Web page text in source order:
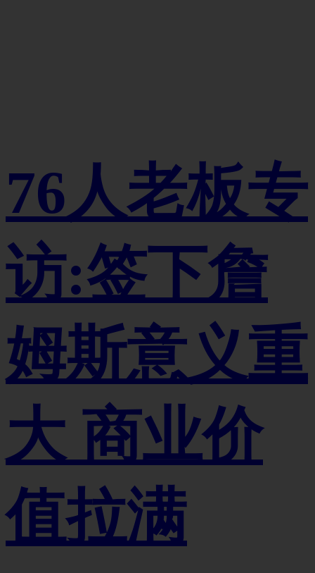
76人老板专
访:签下詹
姆斯意义重
大 商业价
值拉满